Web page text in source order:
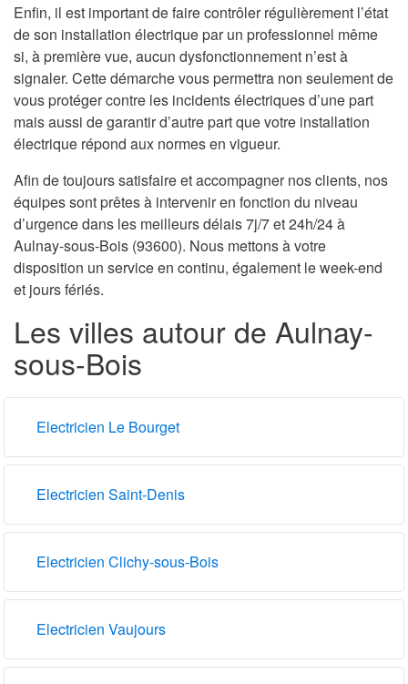
Enfin, il est important de faire contrôler régulièrement l’état
de son installation électrique par un professionnel même
si, à première vue, aucun dysfonctionnement n’est à
signaler. Cette démarche vous permettra non seulement de
vous protéger contre les incidents électriques d’une part
mais aussi de garantir d’autre part que votre installation
électrique répond aux normes en vigueur.
Afin de toujours satisfaire et accompagner nos clients, nos
équipes sont prêtes à intervenir en fonction du niveau
d’urgence dans les meilleurs délais 7j/7 et 24h/24 à
Aulnay-sous-Bois (93600). Nous mettons à votre
disposition un service en continu, également le week-end
et jours fériés.
Les villes autour de Aulnay-
sous-Bois
Electricien Le Bourget
Electricien Saint-Denis
Electricien Clichy-sous-Bois
Electricien Vaujours